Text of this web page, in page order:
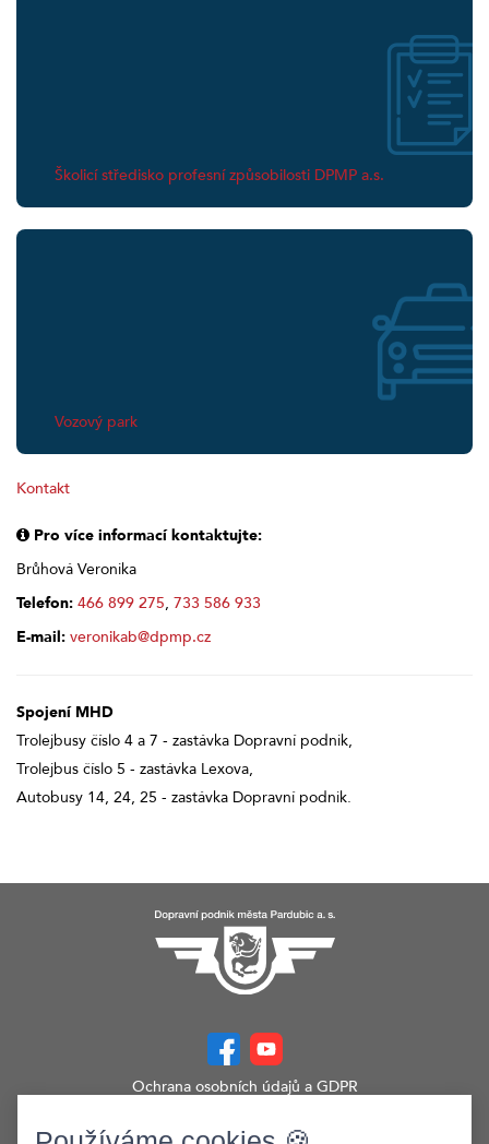
Školicí středisko profesní způsobilosti DPMP a.s.
Vozový park
Kontakt
Pro více informací kontaktujte:
Brůhová Veronika
Telefon: 466 899 275, 733 586 933
E-mail: veronikab@dpmp.cz
Spojení MHD
Trolejbusy číslo 4 a 7 - zastávka Dopravní podnik,
Trolejbus číslo 5 - zastávka Lexova,
Autobusy 14, 24, 25 - zastávka Dopravní podnik.
Ochrana osobních údajů a GDPR
Zobrazit verzi webu pro PC